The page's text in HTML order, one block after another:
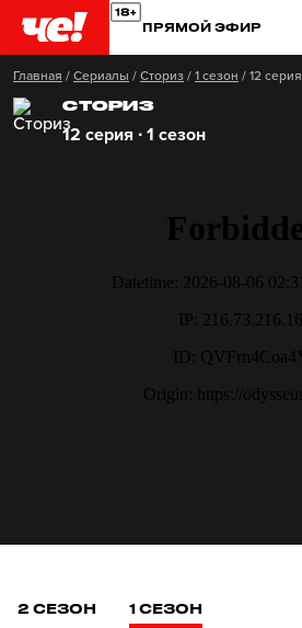
ПРЯМОЙ ЭФИР
Главная / Сериалы / Сториз / 1 сезон / 12 серия
СТОРИЗ
12 серия ∙ 1 сезон
2 СЕЗОН 1 СЕЗОН